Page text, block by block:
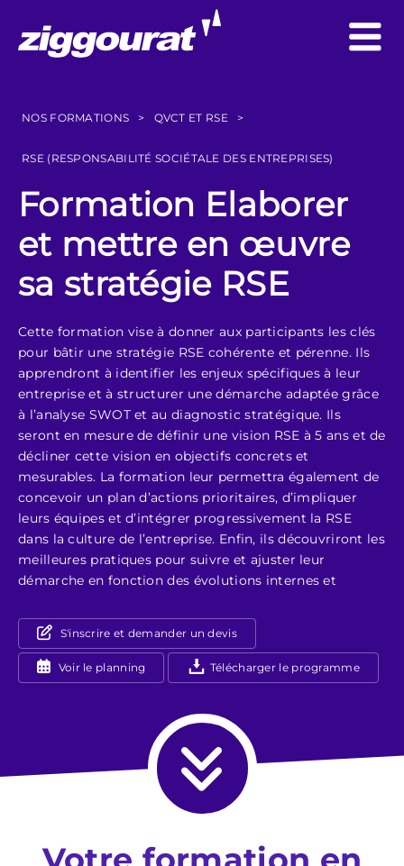
NOS FORMATIONS > QVCT ET RSE >
RSE (RESPONSABILITÉ SOCIÉTALE DES ENTREPRISES)
Formation Elaborer
et mettre en œuvre
sa stratégie RSE
Cette formation vise à donner aux participants les clés
pour bâtir une stratégie RSE cohérente et pérenne. Ils
apprendront à identifier les enjeux spécifiques à leur
entreprise et à structurer une démarche adaptée grâce
à l’analyse SWOT et au diagnostic stratégique. Ils
seront en mesure de définir une vision RSE à 5 ans et de
décliner cette vision en objectifs concrets et
mesurables. La formation leur permettra également de
concevoir un plan d’actions prioritaires, d’impliquer
leurs équipes et d’intégrer progressivement la RSE
dans la culture de l’entreprise. Enfin, ils découvriront les
meilleures pratiques pour suivre et ajuster leur
démarche en fonction des évolutions internes et
S'inscrire et demander un devis
Voir le planning Télécharger le programme